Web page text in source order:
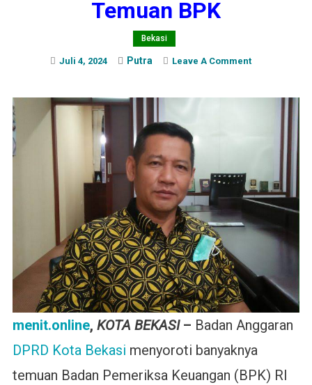
Temuan BPK
Bekasi
Juli 4, 2024 Putra Leave A CommentOn
Anggota
Bekasi,
Dariyanto
Soal
Temuan
menit.online, KOTA BEKASI– Badan Anggaran
DPRD Kota Bekasi menyoroti banyaknya
temuan Badan Pemeriksa Keuangan (BPK) RI